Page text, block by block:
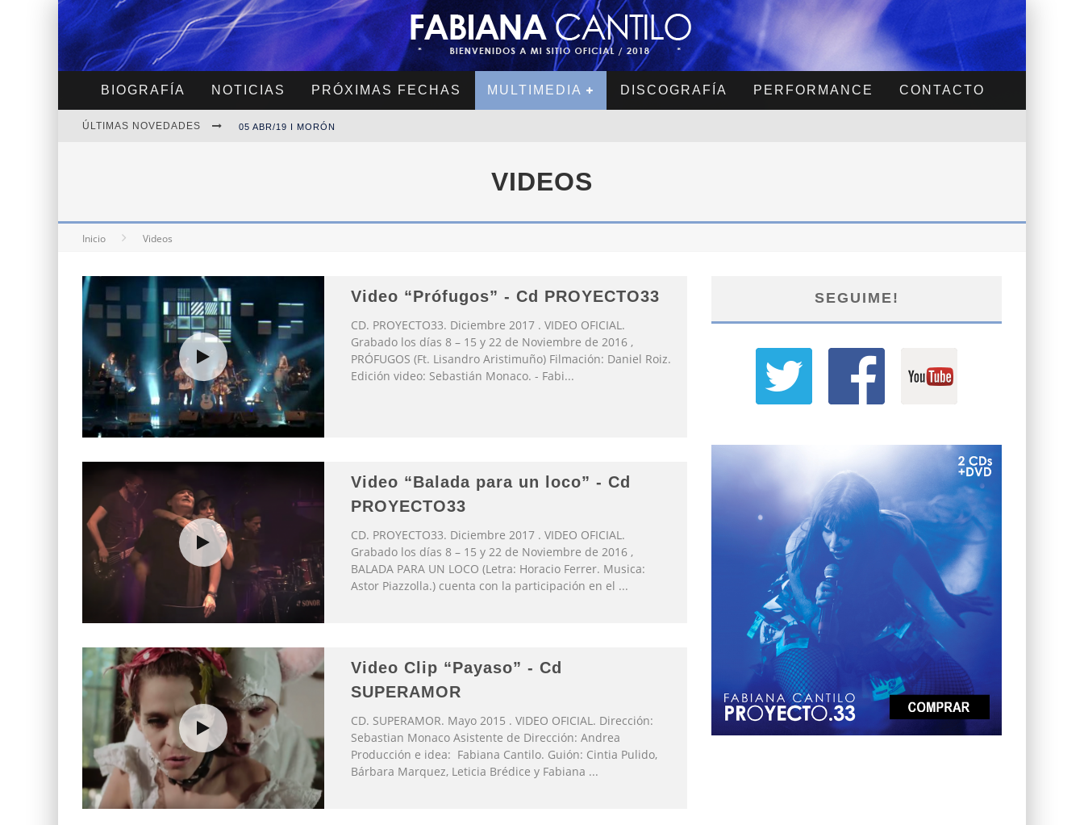
BIOGRAFÍA NOTICIAS PRÓXIMAS FECHAS MULTIMEDIA DISCOGRAFÍA PERFORMANCE CONTACTO
ÚLTIMAS NOVEDADES 05 ABR/19 I MORÓN
VIDEOS
Inicio Videos
Video “Prófugos” - Cd PROYECTO33
CD. PROYECTO33. Diciembre 2017 . VIDEO OFICIAL.
Grabado los días 8 – 15 y 22 de Noviembre de 2016 ,
PRÓFUGOS (Ft. Lisandro Aristimuño) Filmación: Daniel Roiz.
Edición video: Sebastián Monaco. - Fabi...
Video “Balada para un loco” - Cd
PROYECTO33
CD. PROYECTO33. Diciembre 2017 . VIDEO OFICIAL.
Grabado los días 8 – 15 y 22 de Noviembre de 2016 ,
BALADA PARA UN LOCO (Letra: Horacio Ferrer. Musica:
Astor Piazzolla.) cuenta con la participación en el ...
Video Clip “Payaso” - Cd
SUPERAMOR
CD. SUPERAMOR. Mayo 2015 . VIDEO OFICIAL. Dirección:
Sebastian Monaco Asistente de Dirección: Andrea
Producción e idea: Fabiana Cantilo. Guión: Cintia Pulido,
Bárbara Marquez, Leticia Brédice y Fabiana ...
SEGUIME!